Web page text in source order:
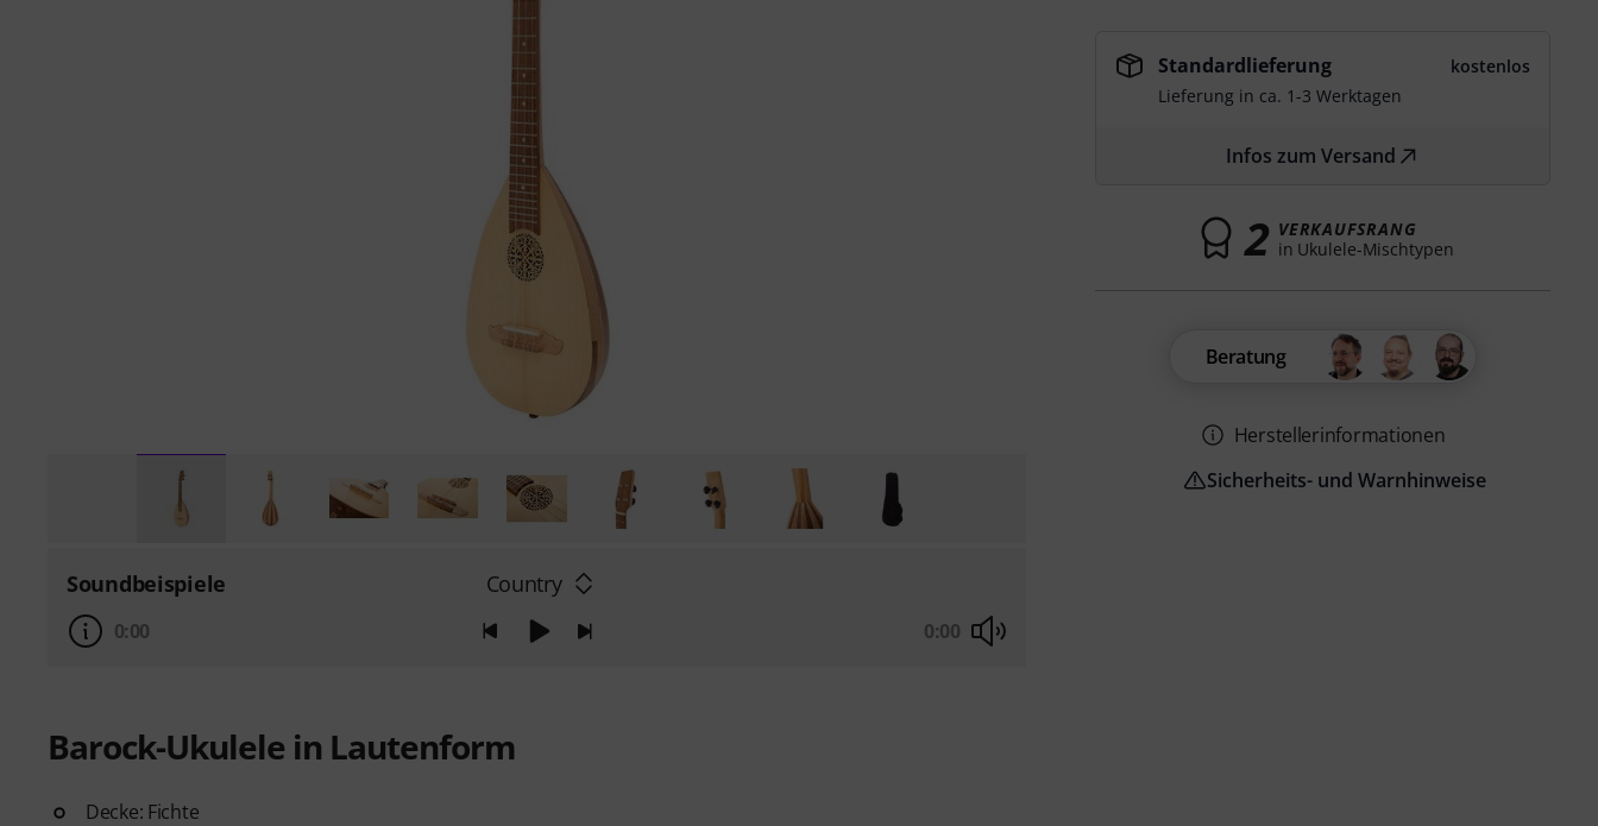
Soundbeispiele Country
0:00 0:00
Barock-Ukulele in Lautenform
Decke: Fichte
Standardlieferung
kostenlos
Lieferung in ca. 1-3 Werktagen
Infos zum Versand
2 VERKAUFSRANG
in Ukulele-Mischtypen
Beratung
Herstellerinformationen
Sicherheits- und Warnhinweise